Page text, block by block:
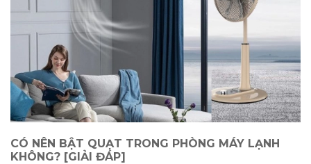
CÓ NÊN BẬT QUẠT TRONG PHÒNG MÁY LẠNH
KHÔNG? [GIẢI ĐÁP]